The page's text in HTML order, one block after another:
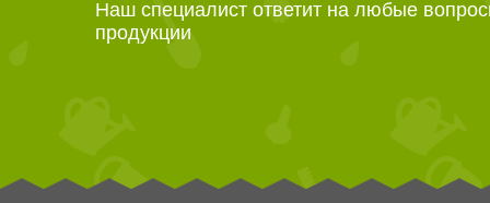
Наш специалист ответит на любые
продукции